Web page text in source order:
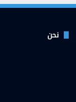
نحن